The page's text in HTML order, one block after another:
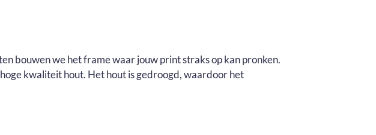
bouwen we het frame waar jouw print straks op kan pronken.
kwaliteit hout. Het hout is gedroogd, waardoor het